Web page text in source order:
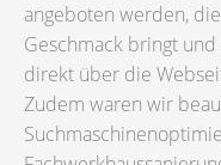
angeboten werden,
Geschmack bringt
direkt über die
Zudem waren wir